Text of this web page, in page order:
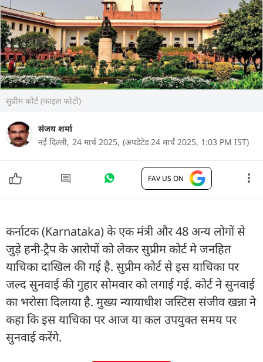
सुप्रीम कोर्ट (फाइल फोटो)
संजय शर्मा
नई दिल्ली, 24 मार्च 2025, (अपडेटेड 24 मार्च 2025, 1:03 PM IST)
FAV US ON
कर्नाटक (Karnataka) के एक मंत्री और 48 अन्य लोगों से
जुड़े हनी-ट्रैप के आरोपों को लेकर सुप्रीम कोर्ट मे जनहित
याचिका दाखिल की गई है. सुप्रीम कोर्ट से इस याचिका पर
जल्द सुनवाई की गुहार सोमवार को लगाई गई. कोर्ट ने सुनवाई
का भरोसा दिलाया है. मुख्य न्यायाधीश जस्टिस संजीव खन्ना ने
कहा कि इस याचिका पर आज या कल उपयुक्त समय पर
सुनवाई करेंगे.